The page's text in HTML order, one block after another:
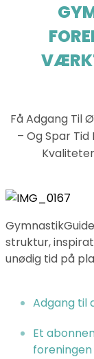
Få Adgang Til
– Og Spar
struktur,
unødig tid på
Adgang til
Et
foreningen